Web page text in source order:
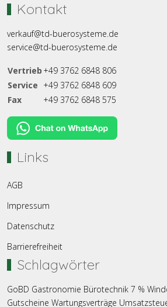
Kontakt
verkauf@td-buerosysteme.de
service@td-buerosysteme.de
Vertrieb +49 3762 6848 806
Service +49 3762 6848 609
Fax
+49 3762 6848 575
Links
AGB
Impressum
Datenschutz
Barrierefreiheit
Schlagwörter
GoBD Gastronomie Bürotechnik 7 %
Gutscheine Wartungsverträge